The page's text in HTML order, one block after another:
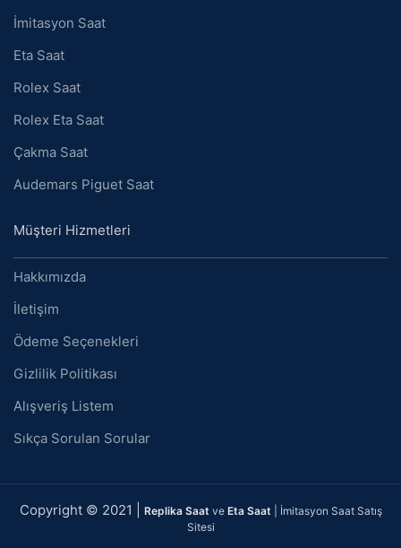
İmitasyon Saat
Eta Saat
Rolex Saat
Rolex Eta Saat
Çakma Saat
Audemars Piguet Saat
Müşteri Hizmetleri
Hakkımızda
İletişim
Ödeme Seçenekleri
Gizlilik Politikası
Alışveriş Listem
Sıkça Sorulan Sorular
Copyright © 2021 | Replika Saat ve Eta Saat | İmitasyon Saat Satış
Sitesi